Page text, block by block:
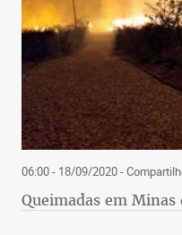
06:00 - 18/09/2020-
Queimadas em